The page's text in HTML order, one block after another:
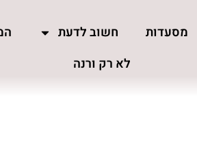
מסעדות חשוב לדעת
לא רק ורנה